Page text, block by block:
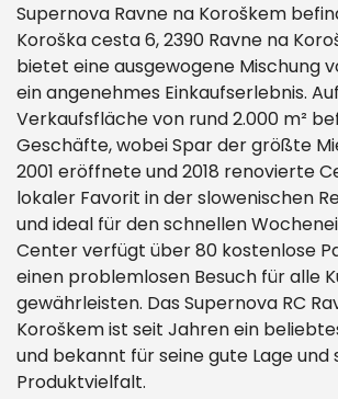
Supernova Ravne na Koroškem
Koroška cesta 6, 2390 Ravne na
bietet eine ausgewogene Mischung
ein angenehmes Einkaufserlebnis.
Verkaufsfläche von rund 2.000 m²
Geschäfte, wobei Spar der größte
2001 eröffnete und 2018 renovierte
lokaler Favorit in der slowenischen
und ideal für den schnellen
Center verfügt über 80 kostenlose
einen problemlosen Besuch für alle
gewährleisten. Das Supernova RC
Koroškem ist seit Jahren ein
und bekannt für seine gute Lage und
Produktvielfalt.